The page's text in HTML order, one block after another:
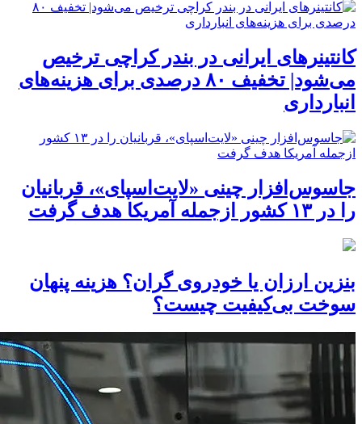
کانتینرهای ایرانی در بندر کراچی ترخیص
می‌شود| تخفیف ۸۰ درصدی برای هزینه‌های
انبارداری
جاسوس‌افزار چینی «لایت‌اسپای»، قربانیان
را در ۱۳ کشور ازجمله آمریکا هدف گرفت
بنزین ارزان یا خودروی گران؟ هزینه پنهان
سوخت بی‌کیفیت چیست؟